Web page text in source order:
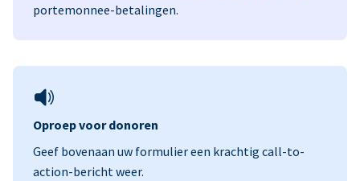
portemonnee-betalingen.
Oproep voor donoren
Geef bovenaan uw formulier een krachtig call-to-
action-bericht weer.